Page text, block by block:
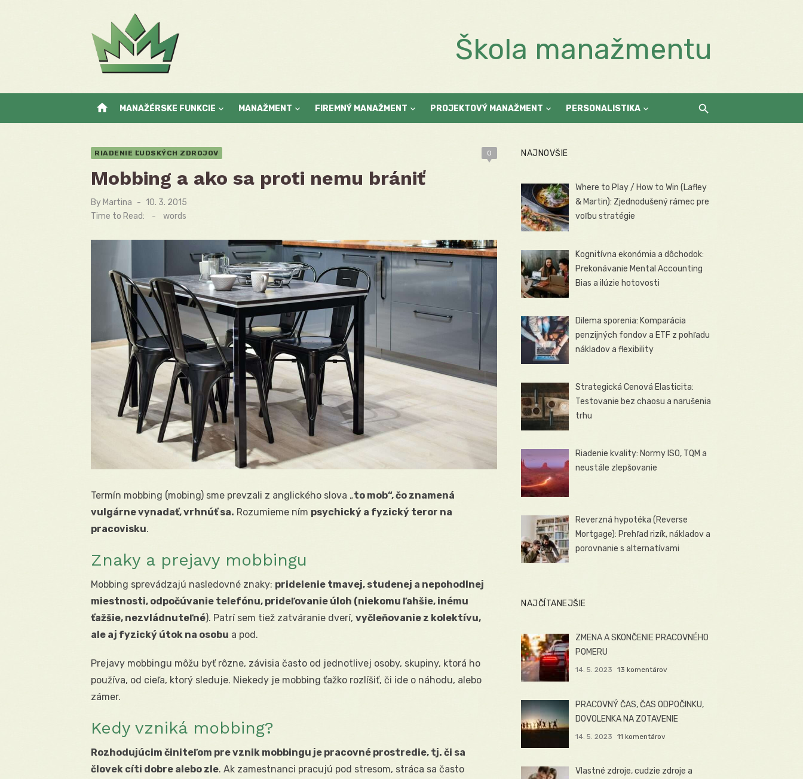
Škola manažmentu
home MANAŽÉRSKE FUNKCIE MANAŽMENT FIREMNÝ MANAŽMENT PROJEKTOVÝ MANAŽMENT PERSONALISTIKA
RIADENIE ĽUDSKÝCH ZDROJOV 0
Mobbing a ako sa proti nemu brániť
By Martina
Posted
10. 3. 2015
Time to Read:
- words
Termín mobbing (mobing) sme prevzali z anglického slova „to mob“, čo znamená
vulgárne vynadať, vrhnúť sa. Rozumieme ním psychický a fyzický teror na
pracovisku.
Znaky a prejavy mobbingu
Mobbing sprevádzajú nasledovné znaky: pridelenie tmavej, studenej a nepohodlnej
miestnosti, odpočúvanie telefónu, prideľovanie úloh (niekomu ľahšie, inému
ťažšie, nezvládnuteľné). Patrí sem tiež zatváranie dverí, vyčleňovanie z kolektívu,
ale aj fyzický útok na osobu a pod.
Prejavy mobbingu môžu byť rôzne, závisia často od jednotlivej osoby, skupiny, ktorá ho
používa, od cieľa, ktorý sleduje. Niekedy je mobbing ťažko rozlíšiť, či ide o náhodu, alebo
zámer.
Kedy vzniká mobbing?
Rozhodujúcim činiteľom pre vznik mobbingu je pracovné prostredie, tj. či sa
človek cíti dobre alebo zle. Ak zamestnanci pracujú pod stresom, stráca sa často
NAJNOVŠIE
Where to Play / How to Win (Lafley
& Martin): Zjednodušený rámec pre
voľbu stratégie
Kognitívna ekonómia a dôchodok:
Prekonávanie Mental Accounting
Bias a ilúzie hotovosti
Dilema sporenia: Komparácia
penzijných fondov a ETF z pohľadu
nákladov a flexibility
Strategická Cenová Elasticita:
Testovanie bez chaosu a narušenia
trhu
Riadenie kvality: Normy ISO, TQM a
neustále zlepšovanie
Reverzná hypotéka (Reverse
Mortgage): Prehľad rizík, nákladov a
porovnanie s alternatívami
NAJČÍTANEJŠIE
ZMENA A SKONČENIE PRACOVNÉHO
POMERU
14. 5. 2023 13 komentárov
PRACOVNÝ ČAS, ČAS ODPOČINKU,
DOVOLENKA NA ZOTAVENIE
14. 5. 2023 11 komentárov
Vlastné zdroje, cudzie zdroje a